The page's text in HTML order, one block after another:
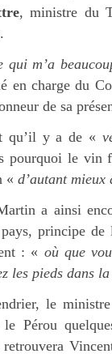
, ministre du
.
m’a
en charge du
de sa
qu’il y a de «
pourquoi le vin
« d’autant mieux
a ainsi
principe
: « où que
les pieds dans
le
le Pérou